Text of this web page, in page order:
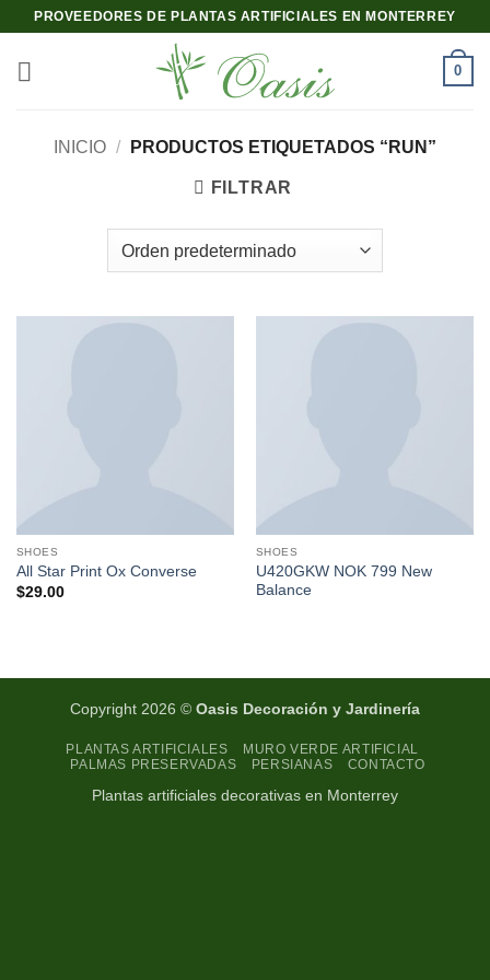
Saltar
contenido
PROVEEDORES DE PLANTAS ARTIFICIALES EN MONTERREY
0
INICIO / PRODUCTOS ETIQUETADOS “RUN”
FILTRAR
SHOES
All Star Print Ox Converse
$29.00
SHOES
U420GKW NOK 799 New
Balance
Copyright 2026 © Oasis Decoración y Jardinería
PLANTAS ARTIFICIALES
MURO VERDE ARTIFICIAL
PALMAS PRESERVADAS
PERSIANAS CONTACTO
Plantas artificiales decorativas en Monterrey